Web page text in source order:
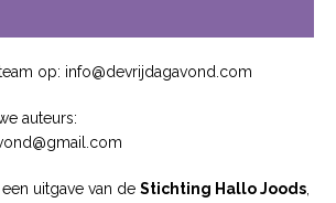
op: info@devrijdagavond.com
auteurs:
uitgave van de Stichting Hallo Joods,